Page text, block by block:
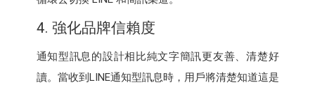
4. 強化品牌信賴度
通知型訊息的設計相比純文字簡訊更友善、清楚好
讀。當收到LINE通知型訊息時，用戶將清楚知道這是